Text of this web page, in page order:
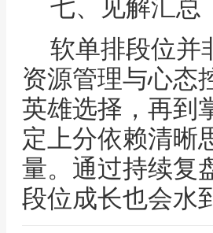
七、见解汇总
软单排段位并
资源管理与心态
英雄选择，再到
定上分依赖清晰
量。通过持续复
段位成长也会水